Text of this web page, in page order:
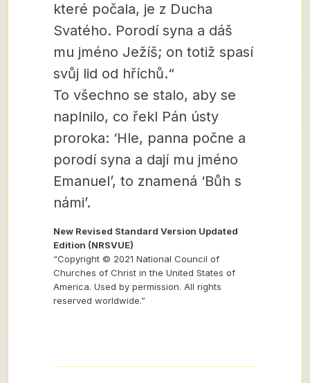
které počala, je z Ducha
Svatého. Porodí syna a dáš
mu jméno Ježíš; on totiž spasí
svůj lid od hříchů.“
To všechno se stalo, aby se
naplnilo, co řekl Pán ústy
proroka: ‘Hle, panna počne a
porodí syna a dají mu jméno
Emanuel’, to znamená ‘Bůh s
námi’.
New Revised Standard Version Updated
Edition (NRSVUE)
“Copyright © 2021 National Council of
Churches of Christ in the United States of
America. Used by permission. All rights
reserved worldwide.”